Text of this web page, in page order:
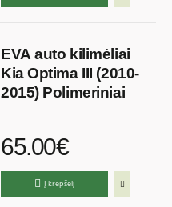
EVA auto kilimėliai
Kia Optima III (2010-
2015) Polimeriniai
65.00€
Į krepšelį